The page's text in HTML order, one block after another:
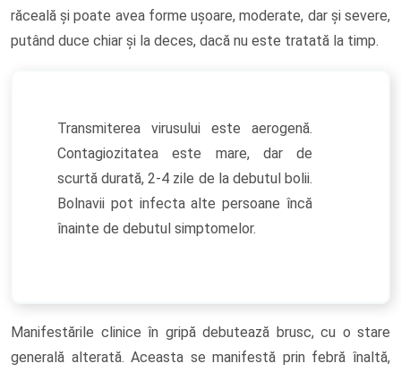
răceală și poate avea forme ușoare, moderate, dar și severe,
putând duce chiar și la deces, dacă nu este tratată la timp.
Transmiterea virusului este aerogenă.
Contagiozitatea este mare, dar de
scurtă durată, 2-4 zile de la debutul bolii.
Bolnavii pot infecta alte persoane încă
înainte de debutul simptomelor.
Manifestările clinice în gripă debutează brusc, cu o stare
generală alterată. Aceasta se manifestă prin febră înaltă,